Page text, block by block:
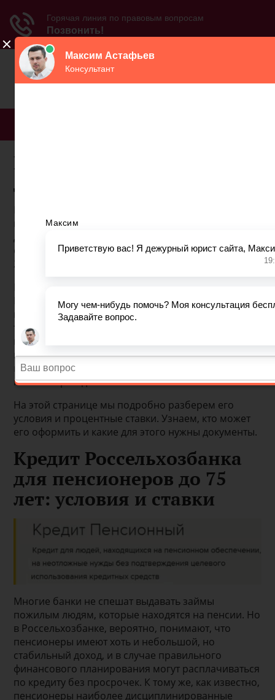
Россельхозбанк кредит
для пенсионеров г уфа
выдается до 75 лет – это выгодно отличает РСХБ от
других банков. Смотрите, под какие процентные
ставки, и на каких условиях оформляется займ в
2020 году.
Россельхозбанке доступны несколько видов
потребительских кредитов с низким процентом, в
том числе с обеспечением и без поручителей. Но
имеется и специальное предложение для очень
пожилых людей - кредит «Пенсионный». Его
главная особенность в том, что он оформляется
пенсионерам до 75 лет.
На этой странице мы подробно разберем его
условия и процентные ставки. Узнаем, кто может
его оформить и какие для этого нужны документы.
Кредит Россельхозбанка
для пенсионеров до 75
лет: условия и ставки
Многие банки не спешат выдавать займы
пожилым людям, которые находятся на пенсии. Но
в Россельхозбанке, вероятно, понимают, что
пенсионеры имеют хоть и небольшой, но
стабильный доход, и в случае правильного
финансового планирования могут расплачиваться
по кредиту без просрочек. К тому же, как известно,
пенсионеры наиболее дисциплинированные